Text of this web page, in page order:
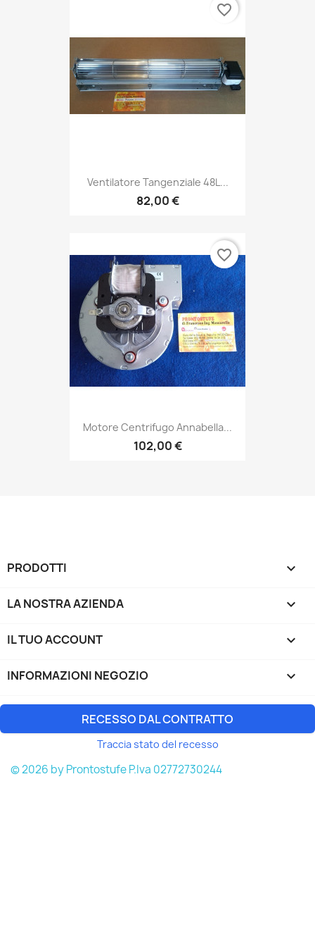
Ventilatore Tangenziale 48L...
82,00 €
favorite_border
Motore Centrifugo Annabella...
102,00 €
favorite_border
PRODOTTI 
LA NOSTRA AZIENDA 
IL TUO ACCOUNT 
INFORMAZIONI NEGOZIO keyboard_arrow_down
RECESSO DAL CONTRATTO
Traccia stato del recesso
© 2026 by Prontostufe P.Iva 02772730244